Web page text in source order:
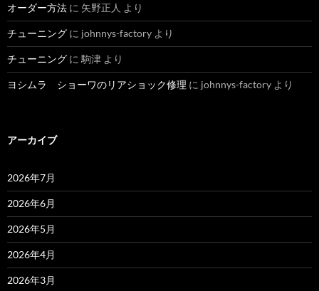
オーダー方法 に 矢野正人 より
チューニング に johnnys-factory より
チューニング に 駒津 より
ヨシムラ ショーワのリアショック修理 に johnnys-factory より
アーカイブ
2026年7月
2026年6月
2026年5月
2026年4月
2026年3月